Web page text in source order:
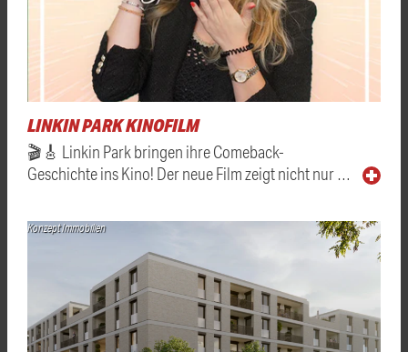
LINKIN PARK KINOFILM
🎬🎸 Linkin Park bringen ihre Comeback-
Geschichte ins Kino! Der neue Film zeigt nicht nur …
Konzept Immobilien